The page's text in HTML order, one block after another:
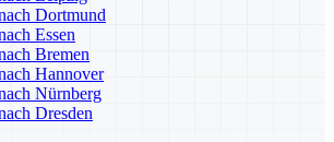
Dortmund
Essen
Bremen
Hannover
Nürnberg
Dresden